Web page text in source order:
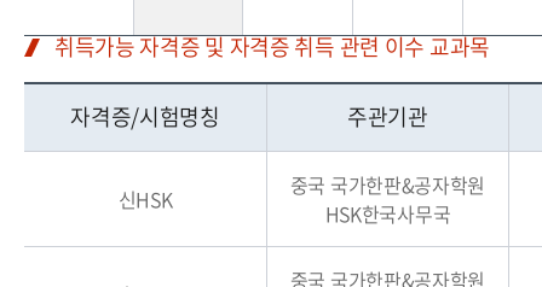
취득가능 자격증 및 자격증 취득 관련 이수 교과목
자격증/시험명칭 주관기관
신HSK
중국 국가한판&공자학원
HSK한국사무국
중국 국가한판&공자학원